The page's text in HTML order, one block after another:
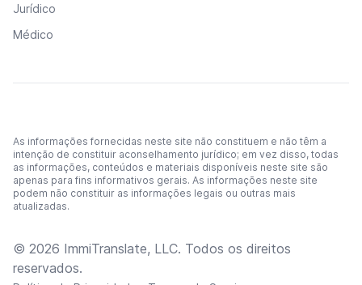
Jurídico
Médico
As informações fornecidas neste site não constituem e não têm a
intenção de constituir aconselhamento jurídico; em vez disso, todas
as informações, conteúdos e materiais disponíveis neste site são
apenas para fins informativos gerais. As informações neste site
podem não constituir as informações legais ou outras mais
atualizadas.
© 2026 ImmiTranslate, LLC. Todos os direitos
reservados.